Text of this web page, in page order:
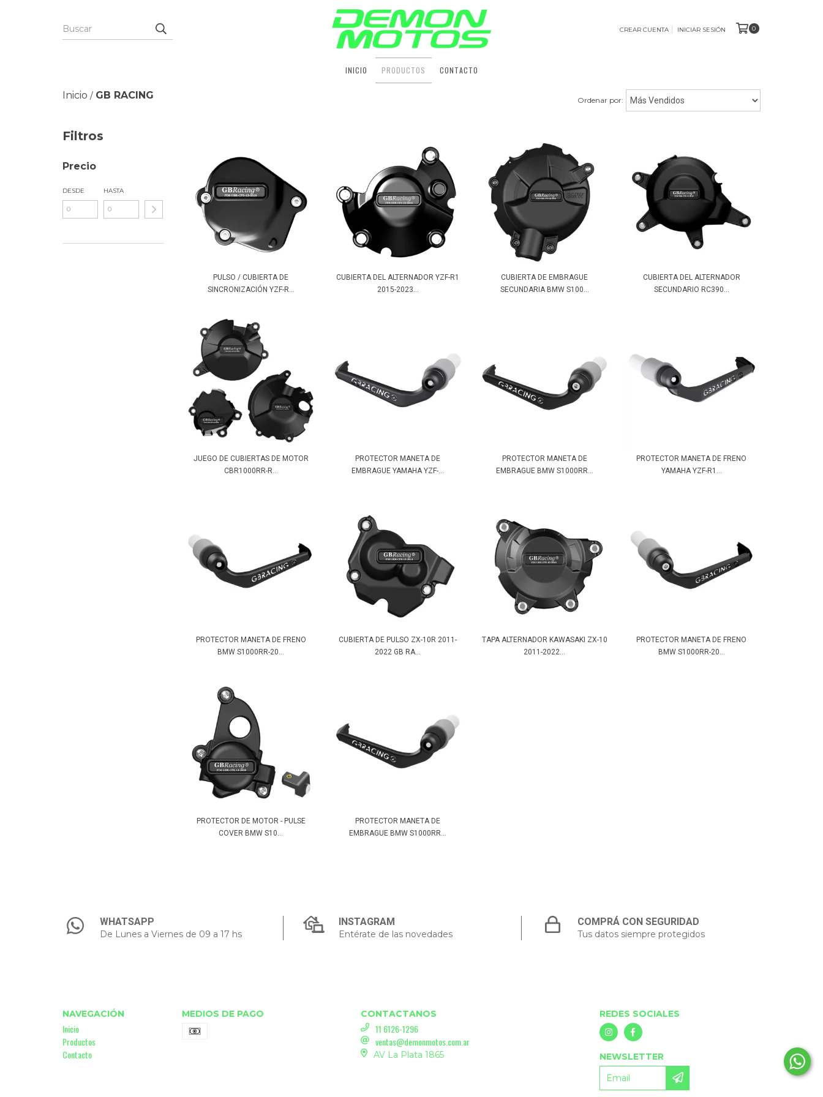
CREAR CUENTA INICIAR SESIÓN 0
INICIO PRODUCTOS CONTACTO
Inicio / GB RACING Ordenar por:
Filtros
Precio
DESDE HASTA
PULSO / CUBIERTA DE
SINCRONIZACIÓN YZF-R...
CUBIERTA DEL ALTERNADOR YZF-R1
2015-2023...
CUBIERTA DE EMBRAGUE
SECUNDARIA BMW S100...
CUBIERTA DEL ALTERNADOR
SECUNDARIO RC390...
JUEGO DE CUBIERTAS DE MOTOR
CBR1000RR-R...
PROTECTOR MANETA DE
EMBRAGUE YAMAHA YZF-...
PROTECTOR MANETA DE
EMBRAGUE BMW S1000RR...
PROTECTOR MANETA DE FRENO
YAMAHA YZF-R1...
PROTECTOR MANETA DE FRENO
BMW S1000RR-20...
CUBIERTA DE PULSO ZX-10R 2011-
2022 GB RA...
TAPA ALTERNADOR KAWASAKI ZX-10
2011-2022...
PROTECTOR MANETA DE FRENO
BMW S1000RR-20...
PROTECTOR DE MOTOR - PULSE
COVER BMW S10...
PROTECTOR MANETA DE
EMBRAGUE BMW S1000RR...
WHATSAPP
De Lunes a Viernes de 09 a 17 hs
INSTAGRAM
Entérate de las novedades
COMPRÁ CON SEGURIDAD
Tus datos siempre protegidos
NAVEGACIÓN
Inicio
Productos
Contacto
MEDIOS DE PAGO CONTACTANOS
11 6126-1296
ventas@demonmotos.com.ar
AV La Plata 1865
REDES SOCIALES
NEWSLETTER